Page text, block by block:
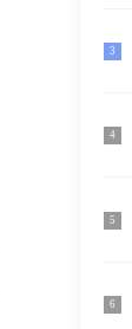
3
4
5
6